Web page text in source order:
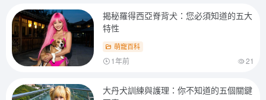
揭秘羅得西亞脊背犬：您必須知道的五大
特性
萌寵百科
1年前 21
大丹犬訓練與護理：你不知道的五個關鍵